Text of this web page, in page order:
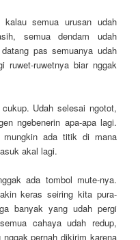
semua urusan udah
semua dendam udah
pas semuanya udah
ruwet-ruwetnya biar nggak
Udah selesai ngotot,
ngebenerin apa-apa lagi.
mungkin ada titik di mana
akal lagi.
ada tombol mute-nya.
keras seiring kita pura-
banyak yang udah pergi
cahaya udah redup,
pernah dikirim karena